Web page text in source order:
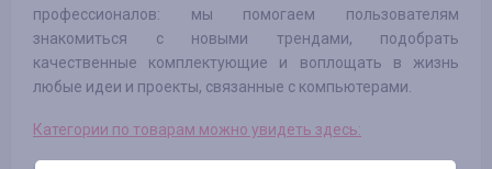
профессионалов: мы помогаем пользователям
знакомиться с новыми трендами, подобрать
качественные комплектующие и воплощать в жизнь
любые идеи и проекты, связанные с компьютерами.
Категории по товарам можно увидеть здесь: